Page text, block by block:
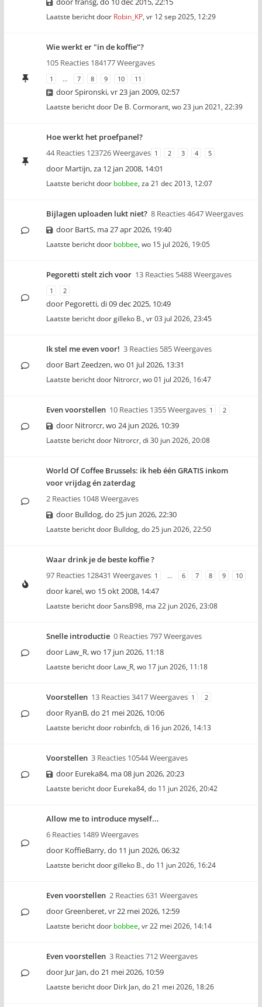
Laatste bericht door Robin_KP, vr 12 sep 2025, 12:29
Wie werkt er "in de koffie"?
105 Reacties 184177 Weergaves
1 … 7 8 9 10 11
doorSpironski,vr 23 jan 2009, 02:57
Laatste bericht door De B. Cormorant, wo 23 jun 2021, 22:39
Hoe werkt het proefpanel?
44 Reacties 123726 Weergaves 1 2 3 4 5
door Martijn,za 12 jan 2008, 14:01
Laatste bericht door bobbee, za 21 dec 2013, 12:07
Bijlagen uploaden lukt niet? 8 Reacties 4647 Weergaves
door BartS, ma 27 apr 2026, 19:40
Laatste bericht door bobbee, wo 15 jul 2026, 19:05
Pegoretti stelt zich voor 13 Reacties 5488 Weergaves
1 2
door Pegoretti,di 09 dec 2025, 10:49
Laatste bericht doorgilleko B., vr 03 jul 2026, 23:45
Ik stel me even voor! 3 Reacties 585 Weergaves
door Bart Zeedzen,wo 01 jul 2026, 13:31
Laatste bericht door Nitrorcr, wo 01 jul 2026, 16:47
Even voorstellen 10 Reacties 1355 Weergaves 1 2
door Nitrorcr,wo 24 jun 2026, 10:39
Laatste bericht door Nitrorcr, di 30 jun 2026, 20:08
World Of Coffee Brussels: ik heb één GRATIS inkom
voor vrijdag én zaterdag
2 Reacties 1048 Weergaves
door Bulldog,do 25 jun 2026, 22:30
Laatste bericht door Bulldog, do 25 jun 2026, 22:50
Waar drink je de beste koffie ?
97 Reacties 128431 Weergaves 1 … 6 7 8 9 10
door karel,wo 15 okt 2008, 14:47
Laatste bericht doorSansB98, ma 22 jun 2026, 23:08
Snelle introductie 0 Reacties 797 Weergaves
door Law_R,wo 17 jun 2026, 11:18
Laatste bericht door Law_R, wo 17 jun 2026, 11:18
Voorstellen 13 Reacties 3417 Weergaves 1 2
door RyanB,do 21 mei 2026, 10:06
Laatste bericht door robinfcb, di 16 jun 2026, 14:13
Voorstellen 3 Reacties 10544 Weergaves
door Eureka84, ma 08 jun 2026, 20:23
Laatste bericht door Eureka84, do 11 jun 2026, 20:42
Allow me to introduce myself...
6 Reacties 1489 Weergaves
door KoffieBarry,do 11 jun 2026, 06:32
Laatste bericht doorgilleko B., do 11 jun 2026, 16:24
Even voorstellen 2 Reacties 631 Weergaves
doorGreenberet,vr 22 mei 2026, 12:59
Laatste bericht door bobbee, vr 22 mei 2026, 14:14
Even voorstellen 3 Reacties 712 Weergaves
door Jur Jan,do 21 mei 2026, 10:59
Laatste bericht door Dirk Jan, do 21 mei 2026, 18:26